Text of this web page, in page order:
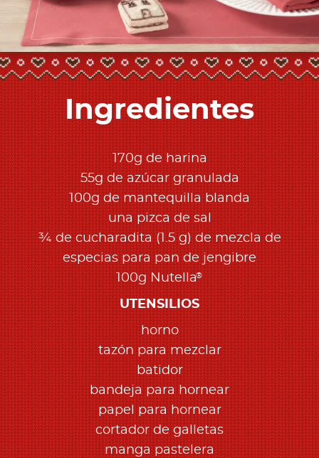
Ingredientes
170g de harina
55g de azúcar granulada
100g de mantequilla blanda
una pizca de sal
¾ de cucharadita (1.5 g) de mezcla de
especias para pan de jengibre
100g Nutella®
UTENSILIOS
horno
tazón para mezclar
batidor
bandeja para hornear
papel para hornear
cortador de galletas
manga pastelera